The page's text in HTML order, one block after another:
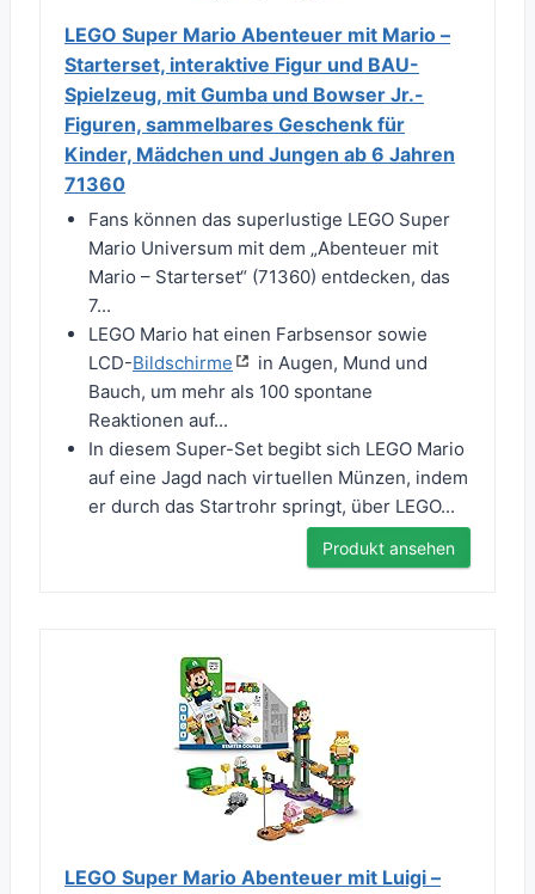
LEGO Super Mario Abenteuer mit Mario –
Starterset, interaktive Figur und BAU-
Spielzeug, mit Gumba und Bowser Jr.-
Figuren, sammelbares Geschenk für
Kinder, Mädchen und Jungen ab 6 Jahren
71360
Fans können das superlustige LEGO Super
Mario Universum mit dem „Abenteuer mit
Mario – Starterset“ (71360) entdecken, das
7...
LEGO Mario hat einen Farbsensor sowie
LCD-Bildschirme
in Augen, Mund und
Bauch, um mehr als 100 spontane
Reaktionen auf...
In diesem Super-Set begibt sich LEGO Mario
auf eine Jagd nach virtuellen Münzen, indem
er durch das Startrohr springt, über LEGO...
Produkt ansehen
LEGO Super Mario Abenteuer mit Luigi –